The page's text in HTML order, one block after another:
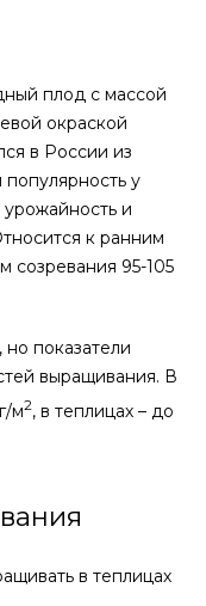
плод с массой
окраской
в России из
у
и
к ранним
созревания 95-105
показатели
выращивания. В
м2, в теплицах – до
в теплицах